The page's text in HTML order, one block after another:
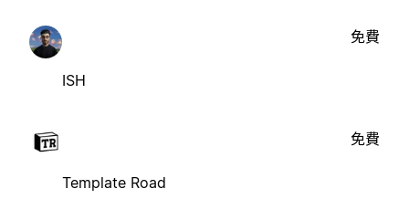
ISH
免費
Template Road
免費